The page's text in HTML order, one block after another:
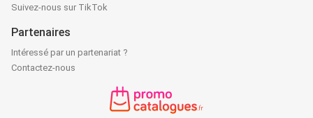
Suivez-nous sur TikTok
Partenaires
Intéressé par un partenariat ?
Contactez-nous